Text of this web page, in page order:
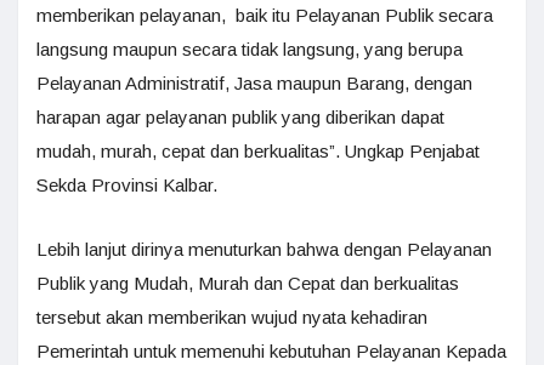
memberikan pelayanan, baik itu Pelayanan Publik secara
langsung maupun secara tidak langsung, yang berupa
Pelayanan Administratif, Jasa maupun Barang, dengan
harapan agar pelayanan publik yang diberikan dapat
mudah, murah, cepat dan berkualitas”. Ungkap Penjabat
Sekda Provinsi Kalbar.
Lebih lanjut dirinya menuturkan bahwa dengan Pelayanan
Publik yang Mudah, Murah dan Cepat dan berkualitas
tersebut akan memberikan wujud nyata kehadiran
Pemerintah untuk memenuhi kebutuhan Pelayanan Kepada